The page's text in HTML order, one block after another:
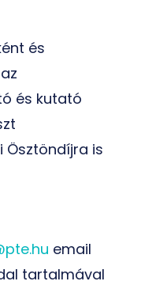
és
és kutató
Ösztöndíjra is
email
tartalmával